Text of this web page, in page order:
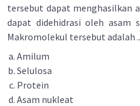
tersebut dapat menghasilkan
dapat didehidrasi oleh asam
Makromolekul tersebut adalah
Amilum
Selulosa
Protein
Asam nukleat